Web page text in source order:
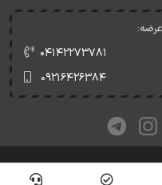
۰۴۱۴۲۲۷۳۷۸۱
۰۹۲۱۶۴۲۶۳۸۴